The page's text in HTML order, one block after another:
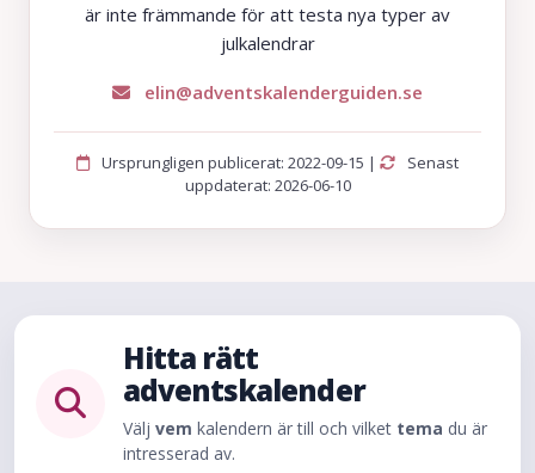
är inte främmande för att testa nya typer av
julkalendrar
elin@adventskalenderguiden.se
Ursprungligen publicerat: 2022-09-15 |
Senast
uppdaterat: 2026-06-10
Hitta rätt
adventskalender
Välj vem kalendern är till och vilket tema du är
intresserad av.